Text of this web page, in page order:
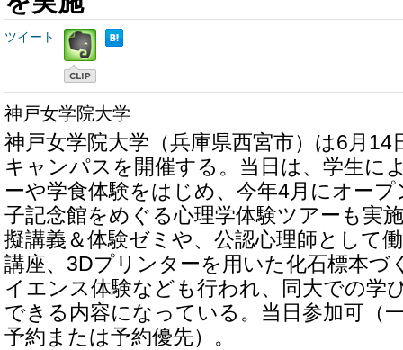
ツイート
神戸女学院大学
神戸女学院大学（兵庫県西宮市）は6月14
キャンパスを開催する。当日は、学生に
ーや学食体験をはじめ、今年4月にオー
子記念館をめぐる心理学体験ツアーも実
擬講義＆体験ゼミや、公認心理師として
講座、3Dプリンターを用いた化石標本づ
イエンス体験なども行われ、同大での学
できる内容になっている。当日参加可（
予約または予約優先）。